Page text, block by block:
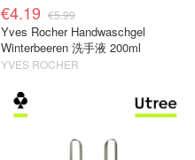
€4.19 €5.99
Yves Rocher Handwaschgel
Winterbeeren 洗手液 200ml
YVES ROCHER